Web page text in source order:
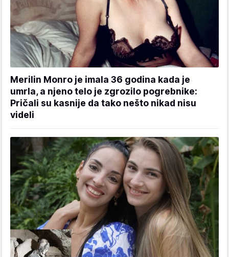
Merilin Monro je imala 36 godina kada je
umrla, a njeno telo je zgrozilo pogrebnike:
Pričali su kasnije da tako nešto nikad nisu
videli